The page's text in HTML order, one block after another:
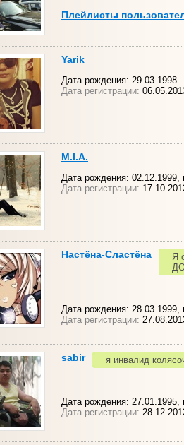
Плейлисты
Yarik
Дата рождения: 29.03.1998
Дата регистрации:
M.I.A.
Дата рождения: 02.12.1999,
Дата регистрации:
Настёна-Сластёна
Я
Дата рождения: 28.03.1999,
Дата регистрации:
sabir я инвалид
Дата рождения: 27.01.1995,
Дата регистрации: